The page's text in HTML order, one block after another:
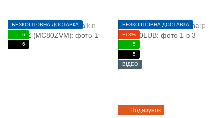
БЕЗКОШТОВНА ДОСТАВКА
6
6
Подарунок
БЕЗКОШТОВНА ДОСТАВКА
−13%
5
5
ВІДЕО